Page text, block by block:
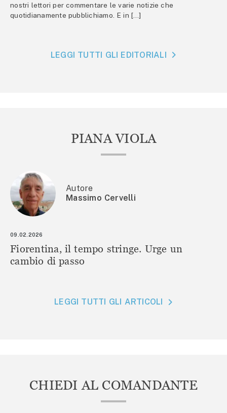
nostri lettori per commentare le varie notizie che
quotidianamente pubblichiamo. E in […]
LEGGI TUTTI GLI EDITORIALI
PIANA VIOLA
Autore
Massimo Cervelli
09.02.2026
Fiorentina, il tempo stringe. Urge un
cambio di passo
LEGGI TUTTI GLI ARTICOLI
CHIEDI AL COMANDANTE